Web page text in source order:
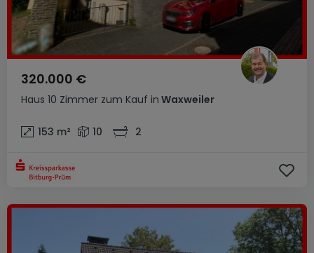
Haus 10 Zimmer zum Kauf in Waxweiler
320.000 €
153 m² 10 2